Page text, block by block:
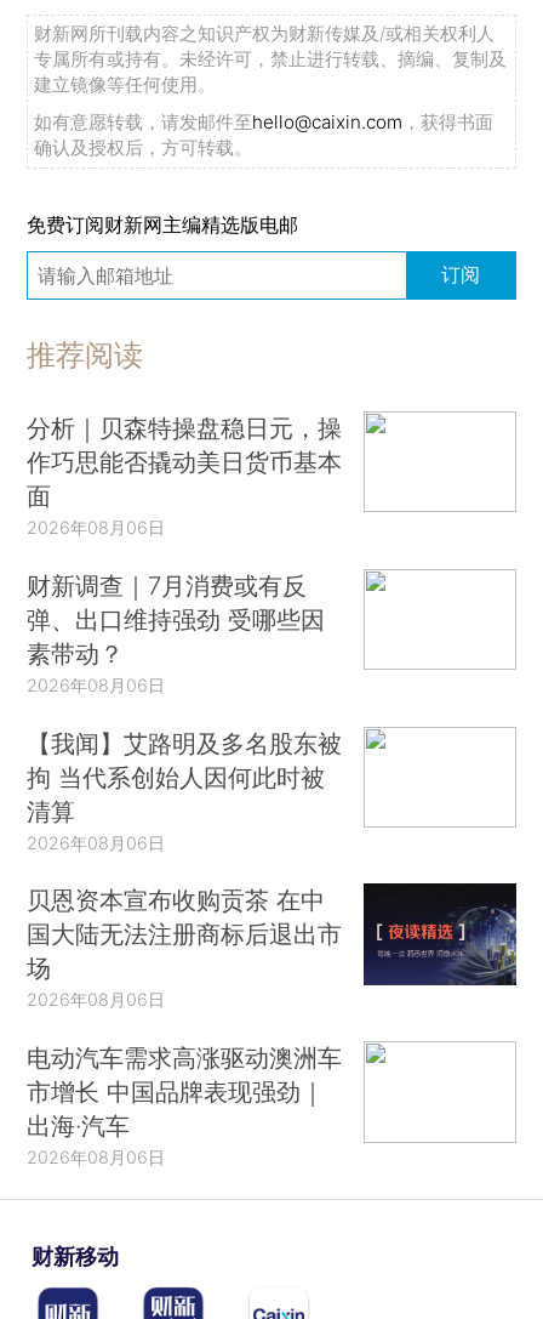
财新网所刊载内容之知识产权为财新传媒及/或相关权利人
专属所有或持有。未经许可，禁止进行转载、摘编、复制及
建立镜像等任何使用。
如有意愿转载，请发邮件至hello@caixin.com ，获得书面
确认及授权后，方可转载。
免费订阅财新网主编精选版电邮
订阅
推荐阅读
分析｜贝森特操盘稳日元，操
作巧思能否撬动美日货币基本
面
2026年08月06日
财新调查｜7月消费或有反
弹、出口维持强劲 受哪些因
素带动？
2026年08月06日
【我闻】艾路明及多名股东被
拘 当代系创始人因何此时被
清算
2026年08月06日
贝恩资本宣布收购贡茶 在中
国大陆无法注册商标后退出市
场
2026年08月06日
电动汽车需求高涨驱动澳洲车
市增长 中国品牌表现强劲｜
出海·汽车
2026年08月06日
财新移动